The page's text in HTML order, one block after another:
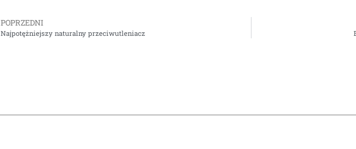
POPRZEDNI
Najpotężniejszy naturalny przeciwutleniacz